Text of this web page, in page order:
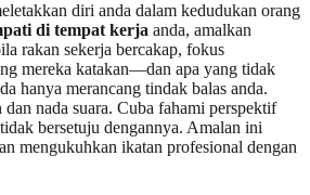
diri anda dalam kedudukan orang
di tempat kerja anda, amalkan
rakan sekerja bercakap, fokus
mereka katakan—dan apa yang tidak
hanya merancang tindak balas anda.
dan nada suara. Cuba fahami perspektif
bersetuju dengannya. Amalan ini
mengukuhkan ikatan profesional dengan